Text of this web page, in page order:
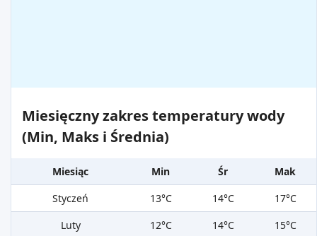
Miesięczny zakres temperatury wody
(Min, Maks i Średnia)
Miesiąc Min Śr
Mak
Styczeń
13°C 14°C
17°C
Luty
12°C 14°C
15°C